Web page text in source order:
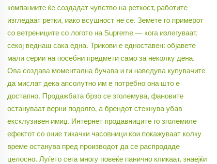
компаниите ќе создадат чувство на реткост, работите
изгледаат ретки, иако всушност не се. Земете го примерот
со ветрениците со логото на Supreme — кога излегуваат,
секој веднаш сака една. Трикови е едноставен: објавете
мали серии на посебни предмети само за неколку дена.
Ова создава моментална бучава и ги наведува купувачите
да мислат дека апсолутно им е потребно она што е
достапно. Продажбата брзо се зголемува, фановите
остануваат верни подолго, а брендот стекнува убав
ексклузивен имиџ. Интернет продавниците го зголемиле
ефектот со оние тикачки часовници кои покажуваат колку
време останува пред производот да се распродаде
целосно. Луѓето сега многу повеќе панично кликаат, знаејќи